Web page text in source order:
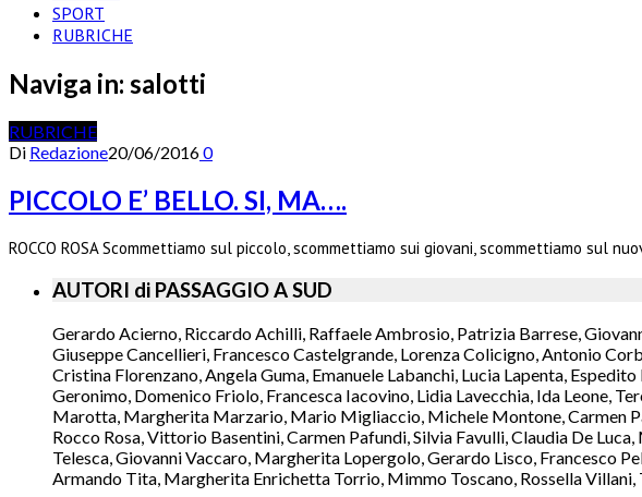
SPORT
RUBRICHE
Naviga in: salotti
RUBRICHE
Di Redazione20/06/20160
PICCOLO E’ BELLO. SI, MA….
ROCCO ROSA Scommettiamo sul piccolo, scommettiamo sui giovani, scommettiamo sul
AUTORI di PASSAGGIO A SUD
Gerardo Acierno, Riccardo Achilli, Raffaele Ambrosio, Patrizia Barrese,
Giuseppe Cancellieri, Francesco Castelgrande, Lorenza Colicigno, Antonio
Cristina Florenzano, Angela Guma, Emanuele Labanchi, Lucia Lapenta,
Geronimo, Domenico Friolo, Francesca Iacovino, Lidia Lavecchia, Ida Leone,
Marotta, Margherita Marzario, Mario Migliaccio, Michele Montone, Carmen
Rocco Rosa, Vittorio Basentini, Carmen Pafundi, Silvia Favulli, Claudia De
Telesca, Giovanni Vaccaro, Margherita Lopergolo, Gerardo Lisco, Francesco
Armando Tita, Margherita Enrichetta Torrio, Mimmo Toscano, Rossella Villani,